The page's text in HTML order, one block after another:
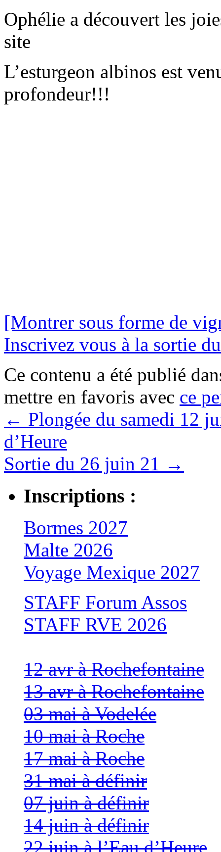
Ophélie a découvert les
site
L’esturgeon albinos est
profondeur!!!
[Montrer sous forme de
Inscrivez vous à la sortie
Ce contenu a été publié
mettre en favoris avec ce
← Plongée du samedi 12
d’Heure
Sortie du 26 juin 21 →
Inscriptions :
Bormes 2027
Malte 2026
Voyage Mexique 2027
STAFF Forum Assos
STAFF RVE 2026
12 avr à Rochefontaine
13 avr à Rochefontaine
03 mai à Vodelée
10 mai à Roche
17 mai à Roche
31 mai à définir
07 juin à définir
14 juin à définir
22 juin à l’Eau d’Heure